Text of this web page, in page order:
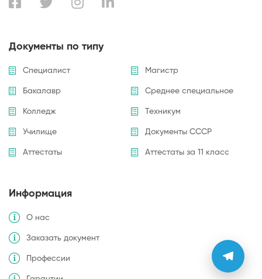
Документы по типу
Специалист Магистр
Бакалавр Среднее специальное
Колледж Техникум
Училище Документы СССР
Аттестаты Аттестаты за 11 класс
Информация
О нас
Заказать документ
Профессии